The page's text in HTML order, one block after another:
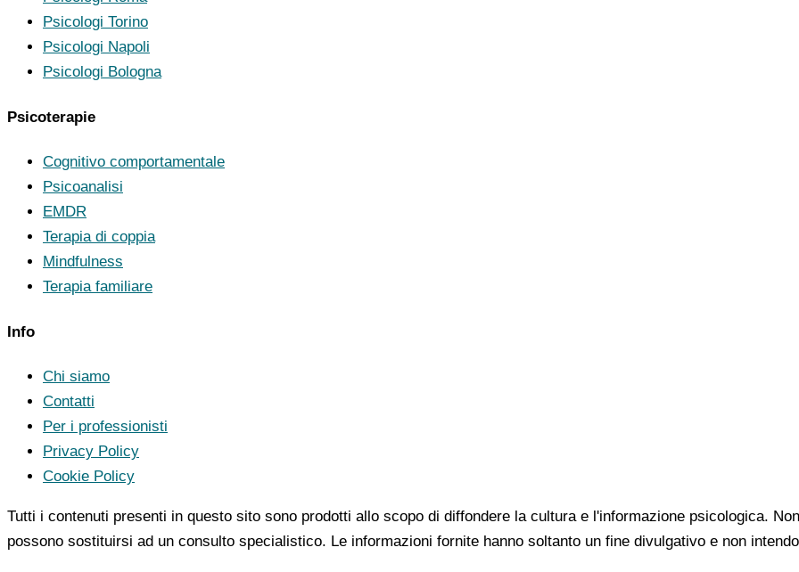
Psicologi Torino
Psicologi Napoli
Psicologi Bologna
Psicoterapie
Cognitivo comportamentale
Psicoanalisi
EMDR
Terapia di coppia
Mindfulness
Terapia familiare
Info
Chi siamo
Contatti
Per i professionisti
Privacy Policy
Cookie Policy
Tutti i contenuti presenti in questo sito sono prodotti allo scopo di diffondere la cultura e l'informazione psicologica.
possono sostituirsi ad un consulto specialistico. Le informazioni fornite hanno soltanto un fine divulgativo e non